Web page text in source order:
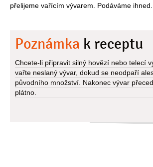
přelijeme vařícím vývarem. Podáváme ihned.
Poznámka k receptu
Chcete-li připravit silný hovězí nebo telecí
vařte neslaný vývar, dokud se neodpaří
původního množství. Nakonec vývar
plátno.